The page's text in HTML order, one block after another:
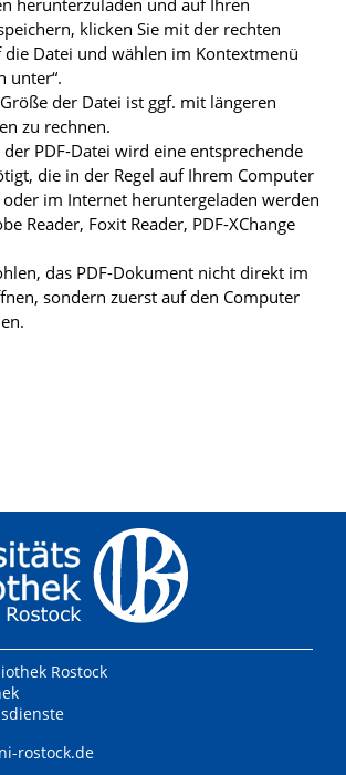
herunterzuladen und auf Ihren
klicken Sie mit der rechten
die Datei und wählen im Kontextmenü
unter“.
der Datei ist ggf. mit längeren
zu rechnen.
PDF-Datei wird eine entsprechende
die in der Regel auf Ihrem Computer
im Internet heruntergeladen werden
Reader, Foxit Reader, PDF-XChange
das PDF-Dokument nicht direkt im
sondern zuerst auf den Computer
Rostock
rostock.de